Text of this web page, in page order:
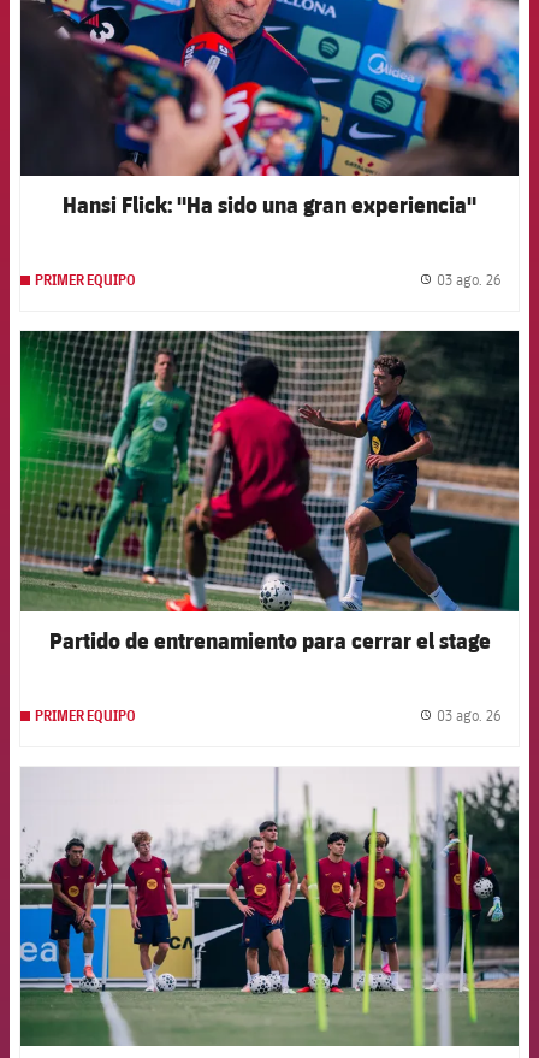
Hansi Flick: "Ha sido una gran experiencia"
PRIMER EQUIPO 03 ago. 26
FCB Barcelona badge
Partido de entrenamiento para cerrar el stage
PRIMER EQUIPO 03 ago. 26